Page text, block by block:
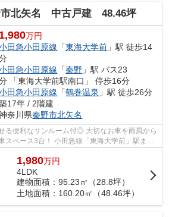
市北矢名 中古戸建 48.46坪
1,980万円
田急小田原線 「東海大学前 」駅 徒歩14
田急小田原線 「秦野 」駅 バス23
「東海大学前駅南口」 停歩16分
田急小田原線 「鶴巻温泉 」駅 徒歩26分
17年 / 2階建
奈川県秦野市北矢名
る便利なサンルーム付◎ 大切なお車を雨風から
ペース3台！ 小田急線「東海大学前」駅まで
にせずく...
1,980万円
4LDK
建物面積：95.23㎡（28.8坪）
土地面積：160.20㎡（48.46坪）